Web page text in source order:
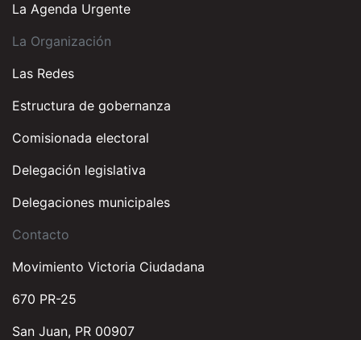
La Agenda Urgente
La Organización
Las Redes
Estructura de gobernanza
Comisionada electoral
Delegación legislativa
Delegaciones municipales
Contacto
Movimiento Victoria Ciudadana
670 PR-25
San Juan, PR 00907